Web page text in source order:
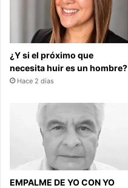
¿Y si el próximo que
necesita huir es un hombre?
Hace 2 días
EMPALME DE YO CON YO